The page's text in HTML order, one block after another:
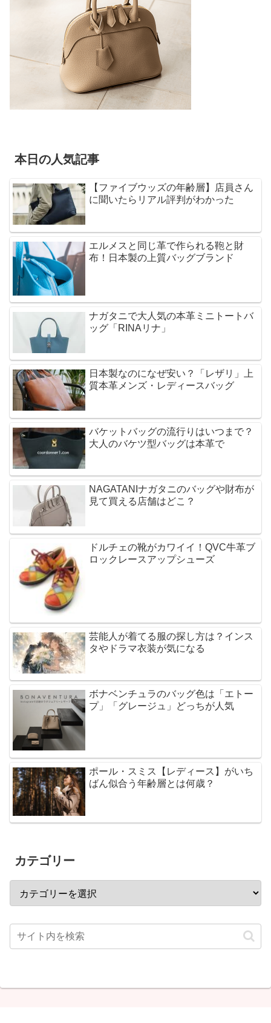
本日の人気記事
【ファイブウッズの年齢層】店員さん
に聞いたらリアル評判がわかった
エルメスと同じ革で作られる鞄と財
布！日本製の上質バッグブランド
ナガタニで大人気の本革ミニトートバ
ッグ「RINAリナ」
日本製なのになぜ安い？「レザリ」上
質本革メンズ・レディースバッグ
バケットバッグの流行りはいつまで？
大人のバケツ型バッグは本革で
NAGATANIナガタニのバッグや財布が
見て買える店舗はどこ？
ドルチェの靴がカワイイ！QVC牛革ブ
ロックレースアップシューズ
芸能人が着てる服の探し方は？インス
タやドラマ衣装が気になる
ボナベンチュラのバッグ色は「エトー
プ」「グレージュ」どっちが人気
ポール・スミス【レディース】がいち
ばん似合う年齢層とは何歳？
カテゴリー